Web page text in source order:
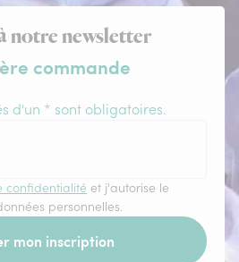
notre newsletter
commande
d'un * sont obligatoires.
confidentialité et j'autorise le
personnelles.
mon inscription